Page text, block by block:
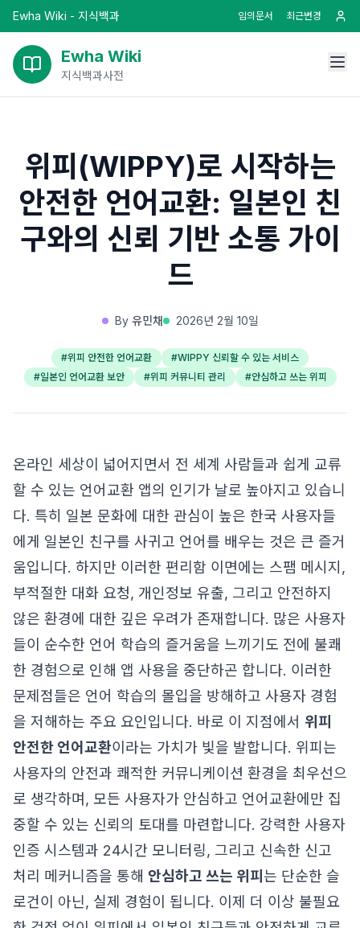
Ewha Wiki - 지식백과 임의문서 최근변경
Ewha Wiki
지식백과사전
위피(WIPPY)로 시작하는
안전한 언어교환: 일본인 친
구와의 신뢰 기반 소통 가이
드
By 유민채 2026년 2월 10일
#위피 안전한 언어교환 #WIPPY 신뢰할 수 있는 서비스
#일본인 언어교환 보안 #위피 커뮤니티 관리 #안심하고 쓰는 위피
온라인 세상이 넓어지면서 전 세계 사람들과 쉽게 교류
할 수 있는 언어교환 앱의 인기가 날로 높아지고 있습니
다. 특히 일본 문화에 대한 관심이 높은 한국 사용자들
에게 일본인 친구를 사귀고 언어를 배우는 것은 큰 즐거
움입니다. 하지만 이러한 편리함 이면에는 스팸 메시지,
부적절한 대화 요청, 개인정보 유출, 그리고 안전하지
않은 환경에 대한 깊은 우려가 존재합니다. 많은 사용자
들이 순수한 언어 학습의 즐거움을 느끼기도 전에 불쾌
한 경험으로 인해 앱 사용을 중단하곤 합니다. 이러한
문제점들은 언어 학습의 몰입을 방해하고 사용자 경험
을 저해하는 주요 요인입니다. 바로 이 지점에서 위피
안전한 언어교환이라는 가치가 빛을 발합니다. 위피는
사용자의 안전과 쾌적한 커뮤니케이션 환경을 최우선으
로 생각하며, 모든 사용자가 안심하고 언어교환에만 집
중할 수 있는 신뢰의 토대를 마련합니다. 강력한 사용자
인증 시스템과 24시간 모니터링, 그리고 신속한 신고
처리 메커니즘을 통해 안심하고 쓰는 위피 는 단순한 슬
로건이 아닌, 실제 경험이 됩니다. 이제 더 이상 불필요